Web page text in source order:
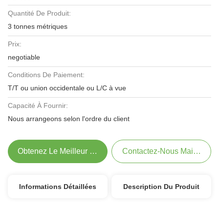
Quantité De Produit:
3 tonnes métriques
Prix:
negotiable
Conditions De Paiement:
T/T ou union occidentale ou L/C à vue
Capacité À Fournir:
Nous arrangeons selon l'ordre du client
Obtenez Le Meilleur Prix Contactez-Nous Maintenant
Informations Détaillées Description Du Produit